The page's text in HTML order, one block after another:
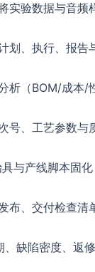
实验数据与音频
划、执行、报告
析（BOM/成本/
号、工艺参数与
与产线脚本固
布、交付检查清
、缺陷密度、返